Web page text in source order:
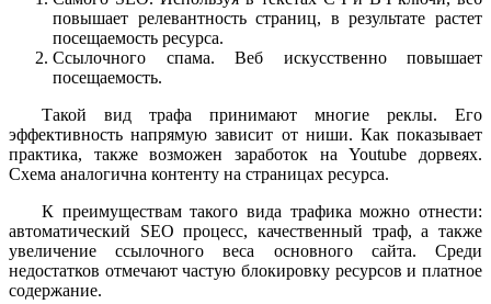
повышает релевантность страниц, в результате растет
посещаемость ресурса.
Ссылочного спама. Веб искусственно повышает
посещаемость.
Такой вид трафа принимают многие реклы. Его
эффективность напрямую зависит от ниши. Как показывает
практика, также возможен заработок на Youtube дорвеях.
Схема аналогична контенту на страницах ресурса.
К преимуществам такого вида трафика можно отнести:
автоматический SEO процесс, качественный траф, а также
увеличение ссылочного веса основного сайта. Среди
недостатков отмечают частую блокировку ресурсов и платное
содержание.